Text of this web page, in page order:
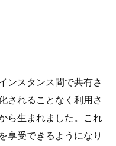
ンスタンス間で共有さ
されることなく利用さ
ら生まれました。これ
享受できるようになり